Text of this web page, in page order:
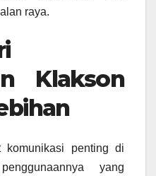
raya.
Klakson
komunikasi penting di
yang